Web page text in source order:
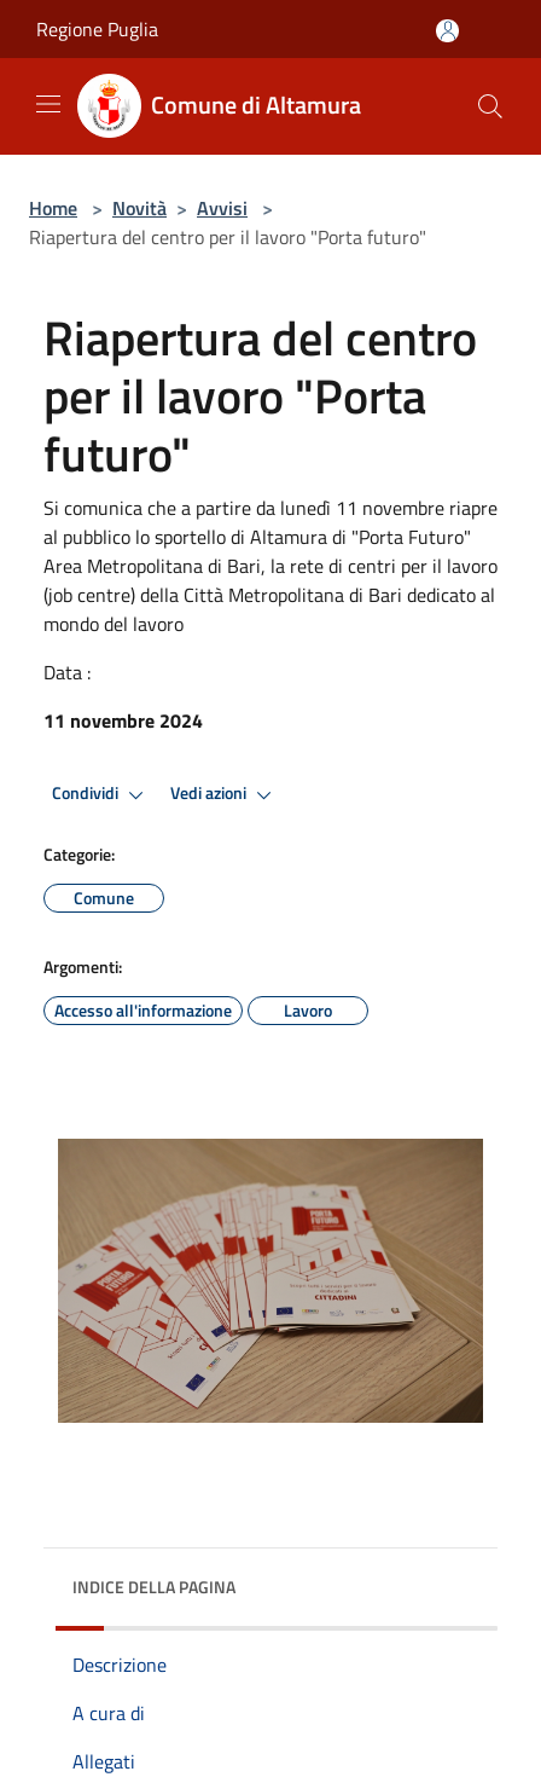
Regione Puglia
Comune di Altamura
Home > Novità > Avvisi >
Riapertura del centro per il lavoro "Porta futuro"
Riapertura del centro
per il lavoro "Porta
futuro"
Si comunica che a partire da lunedì 11 novembre riapre
al pubblico lo sportello di Altamura di "Porta Futuro"
Area Metropolitana di Bari, la rete di centri per il lavoro
(job centre) della Città Metropolitana di Bari dedicato al
mondo del lavoro
Data :
11 novembre 2024
Condividi Vedi azioni
Categorie:
Comune
Argomenti:
Accesso all'informazione
Lavoro
INDICE DELLA PAGINA
Descrizione
A cura di
Allegati